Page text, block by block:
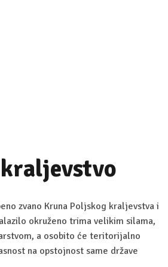
zvano Kruna Poljskog kraljevstva i
okruženo trima velikim silama,
a osobito će teritorijalno
na opstojnost same države